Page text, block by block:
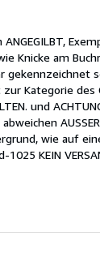
Knicke am
gekennzeichnet
Kategorie des
und
wie auf
1025 KEIN